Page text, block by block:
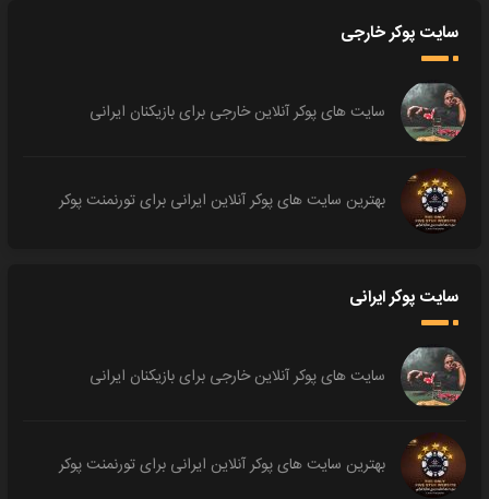
سایت پوکر خارجی
سایت های پوکر آنلاین خارجی برای بازیکنان ایرانی
بهترین سایت های پوکر آنلاین ایرانی برای تورنمنت پوکر
سایت پوکر ایرانی
سایت های پوکر آنلاین خارجی برای بازیکنان ایرانی
بهترین سایت های پوکر آنلاین ایرانی برای تورنمنت پوکر